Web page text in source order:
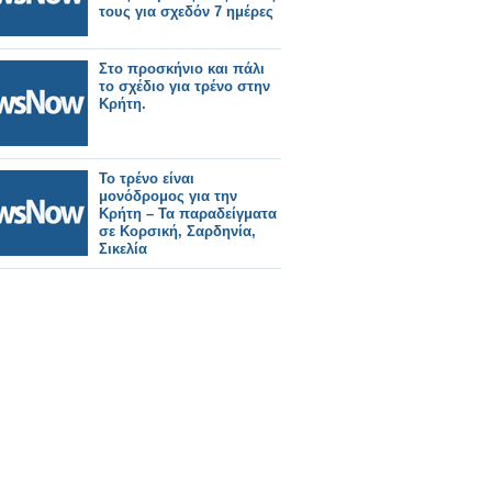
τους για σχεδόν 7 ημέρες
Στο προσκήνιο και πάλι
το σχέδιο για τρένο στην
Κρήτη.
Το τρένο είναι
μονόδρομος για την
Κρήτη – Τα παραδείγματα
σε Κορσική, Σαρδηνία,
Σικελία